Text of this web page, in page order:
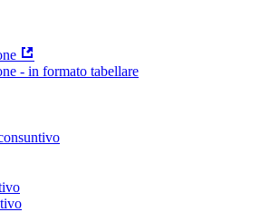
- in formato tabellare